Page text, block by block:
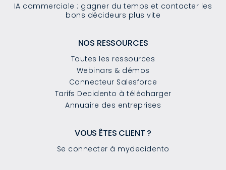
IA commerciale : gagner du temps et contacter les
bons décideurs plus vite
NOS RESSOURCES
Toutes les ressources
Webinars & démos
Connecteur Salesforce
Tarifs Decidento à télécharger
Annuaire des entreprises
VOUS ÊTES CLIENT ?
Se connecter à mydecidento